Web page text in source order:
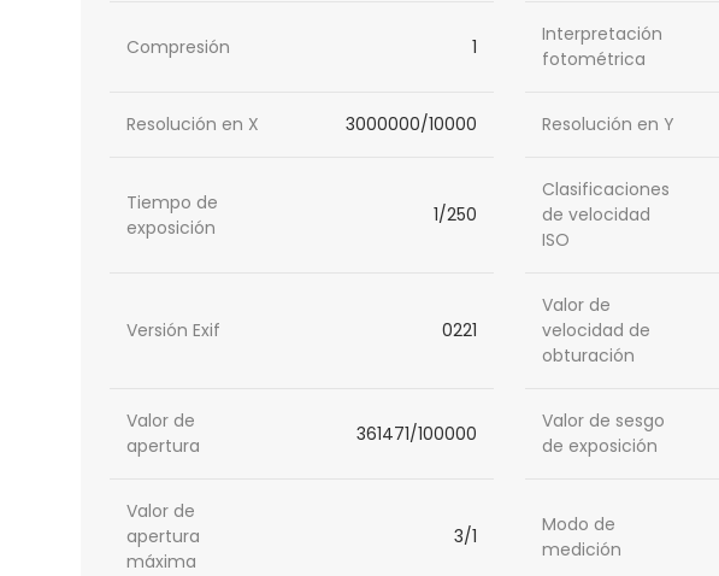
Compresión 1
Interpretación
fotométrica
Resolución en X 3000000/10000 Resolución en Y
Tiempo de
exposición
1/250
Clasificaciones
de velocidad
ISO
Versión Exif 0221
Valor de
velocidad de
obturación
Valor de
apertura
361471/100000
Valor de sesgo
de exposición
Valor de
apertura
máxima
3/1
Modo de
medición